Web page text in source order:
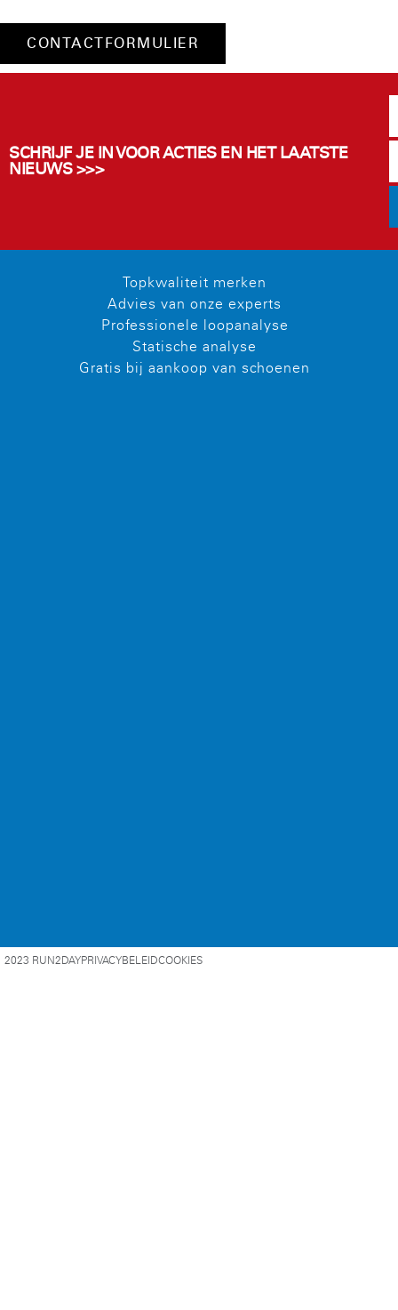
CONTACTFORMULIER
SCHRIJF JE IN VOOR ACTIES EN HET LAATSTE
NIEUWS >>>
Topkwaliteit merken
Advies van onze experts
Professionele loopanalyse
Statische analyse
Gratis bij aankoop van schoenen
2023 RUN2DAYPRIVACYBELEIDCOOKIES